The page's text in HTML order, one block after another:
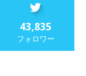
43,835
フォロワー